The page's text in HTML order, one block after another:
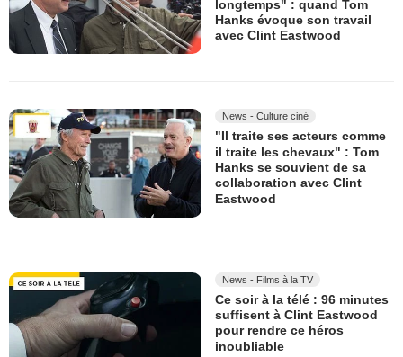
longtemps" : quand Tom
Hanks évoque son travail
avec Clint Eastwood
News - Culture ciné
"Il traite ses acteurs comme
il traite les chevaux" : Tom
Hanks se souvient de sa
collaboration avec Clint
Eastwood
News - Films à la TV
Ce soir à la télé : 96 minutes
suffisent à Clint Eastwood
pour rendre ce héros
inoubliable